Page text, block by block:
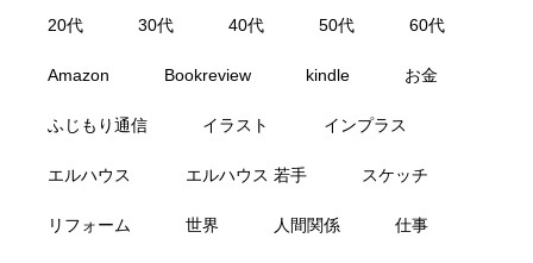
20代 30代 40代 50代 60代
Amazon Bookreview kindle お金
ふじもり通信 イラスト インプラス
エルハウス エルハウス 若手 スケッチ
リフォーム 世界 人間関係 仕事